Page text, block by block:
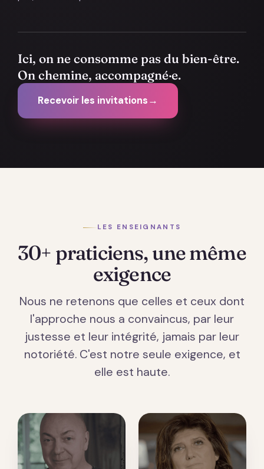
Ici, on ne consomme pas du bien-être.
On chemine, accompagné·e.
Recevoir les invitations→
LES ENSEIGNANTS
30+ praticiens, une même
exigence
Nous ne retenons que celles et ceux dont
l'approche nous a convaincus, par leur
justesse et leur intégrité, jamais par leur
notoriété. C'est notre seule exigence, et
elle est haute.